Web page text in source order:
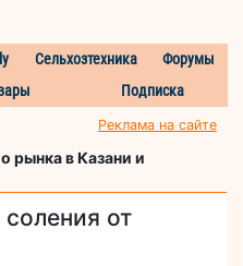
Сельхозтехника
Форумы
Подписка
Реклама на сайте
рынка в Казани и
от